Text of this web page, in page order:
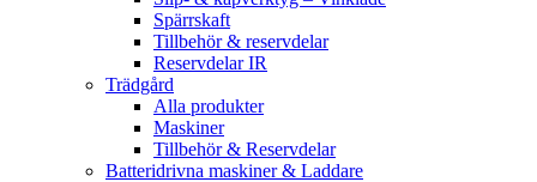
Spärrskaft
Tillbehör & reservdelar
Reservdelar IR
Trädgård
Alla produkter
Maskiner
Tillbehör & Reservdelar
Batteridrivna maskiner & Laddare